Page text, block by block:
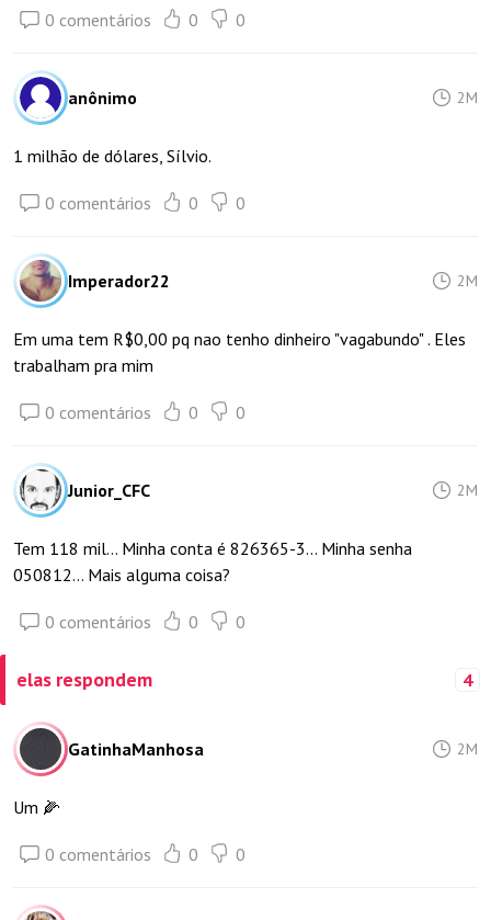
0 comentários 0 0
anônimo 2M
1 milhão de dólares, Sílvio.
0 comentários 0 0
Imperador22 2M
Em uma tem R$0,00 pq nao tenho dinheiro "vagabundo" . Eles
trabalham pra mim
0 comentários 0 0
Junior_CFC 2M
Tem 118 mil... Minha conta é 826365-3... Minha senha
050812... Mais alguma coisa?
0 comentários 0 0
elas respondem 4
GatinhaManhosa 2M
Um 🌽
0 comentários 0 0